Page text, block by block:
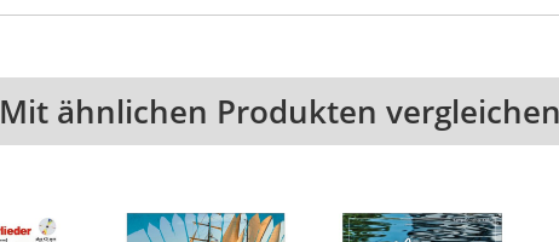
Mit ähnlichen Produkten vergleichen